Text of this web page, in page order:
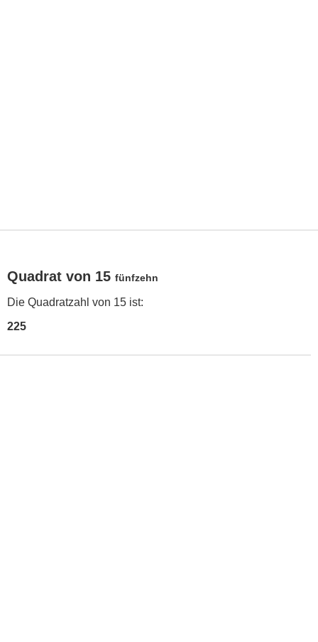
Quadrat von 15 fünfzehn
Die Quadratzahl von 15 ist:
225